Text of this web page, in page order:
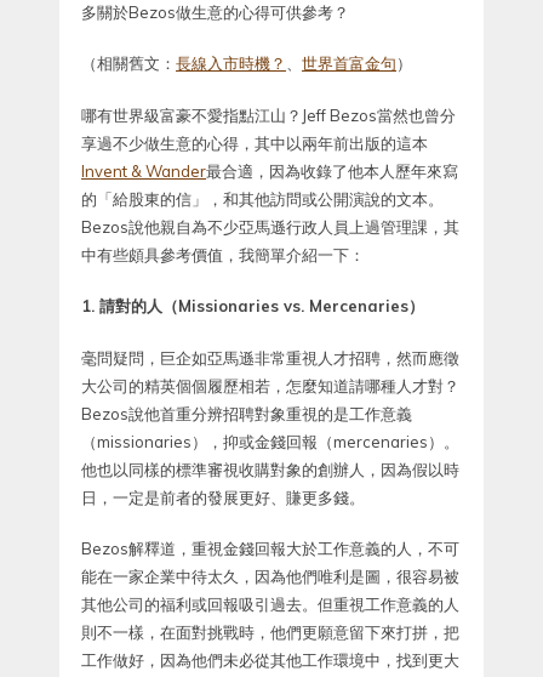
多關於Bezos做生意的心得可供參考？
（相關舊文： 長線入市時機？ 世界首富金句）
哪有世界級富豪不愛指點江山？Jeff Bezos當然也曾分
享過不少做生意的心得，其中以兩年前出版的這本
Invent & Wander最合適，因為收錄了他本人歷年來寫
的「給股東的信」，和其他訪問或公開演說的文本。
Bezos說他親自為不少亞馬遜行政人員上過管理課，其
中有些頗具參考價值，我簡單介紹一下：
1. 請對的人（Missionaries vs. Mercenaries）
毫問疑問，巨企如亞馬遜非常重視人才招聘，然而應徵
大公司的精英個個履歷相若，怎麼知道請哪種人才對？
Bezos說他首重分辨招聘對象重視的是工作意義
（missionaries），抑或金錢回報（mercenaries）。
他也以同樣的標準審視收購對象的創辦人，因為假以時
日，一定是前者的發展更好、賺更多錢。
Bezos解釋道，重視金錢回報大於工作意義的人，不可
能在一家企業中待太久，因為他們唯利是圖，很容易被
其他公司的福利或回報吸引過去。但重視工作意義的人
則不一樣，在面對挑戰時，他們更願意留下來打拼，把
工作做好，因為他們未必從其他工作環境中，找到更大